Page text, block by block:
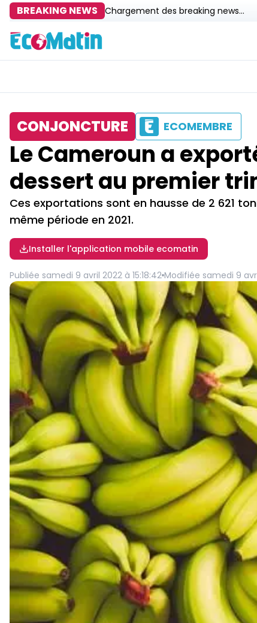
BREAKING NEWS Chargement des breaking news...
CONJONCTURE ECOMEMBRE
Le Cameroun a
dessert au premier
Ces exportations sont en hausse de 2 621
même période en 2021.
Installer l'application mobile ecomatin
Publiée samedi 9 avril 2022 à 15:18:42 Modifiée samedi 9